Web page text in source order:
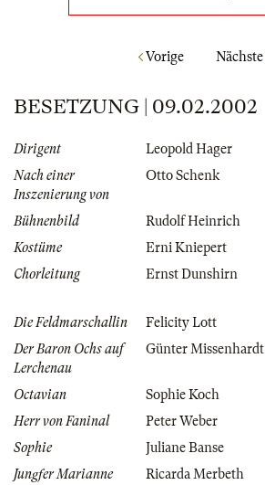
Vorige Nächste
BESETZUNG | 09.02.2002
Dirigent
Leopold Hager
Nach einer
Inszenierung von
Otto Schenk
Bühnenbild
Rudolf Heinrich
Kostüme
Erni Kniepert
Chorleitung
Ernst Dunshirn
Die Feldmarschallin
Felicity Lott
Der Baron Ochs auf
Lerchenau
Günter Missenhardt
Octavian
Sophie Koch
Herr von Faninal
Peter Weber
Sophie
Juliane Banse
Jungfer Marianne
Ricarda Merbeth